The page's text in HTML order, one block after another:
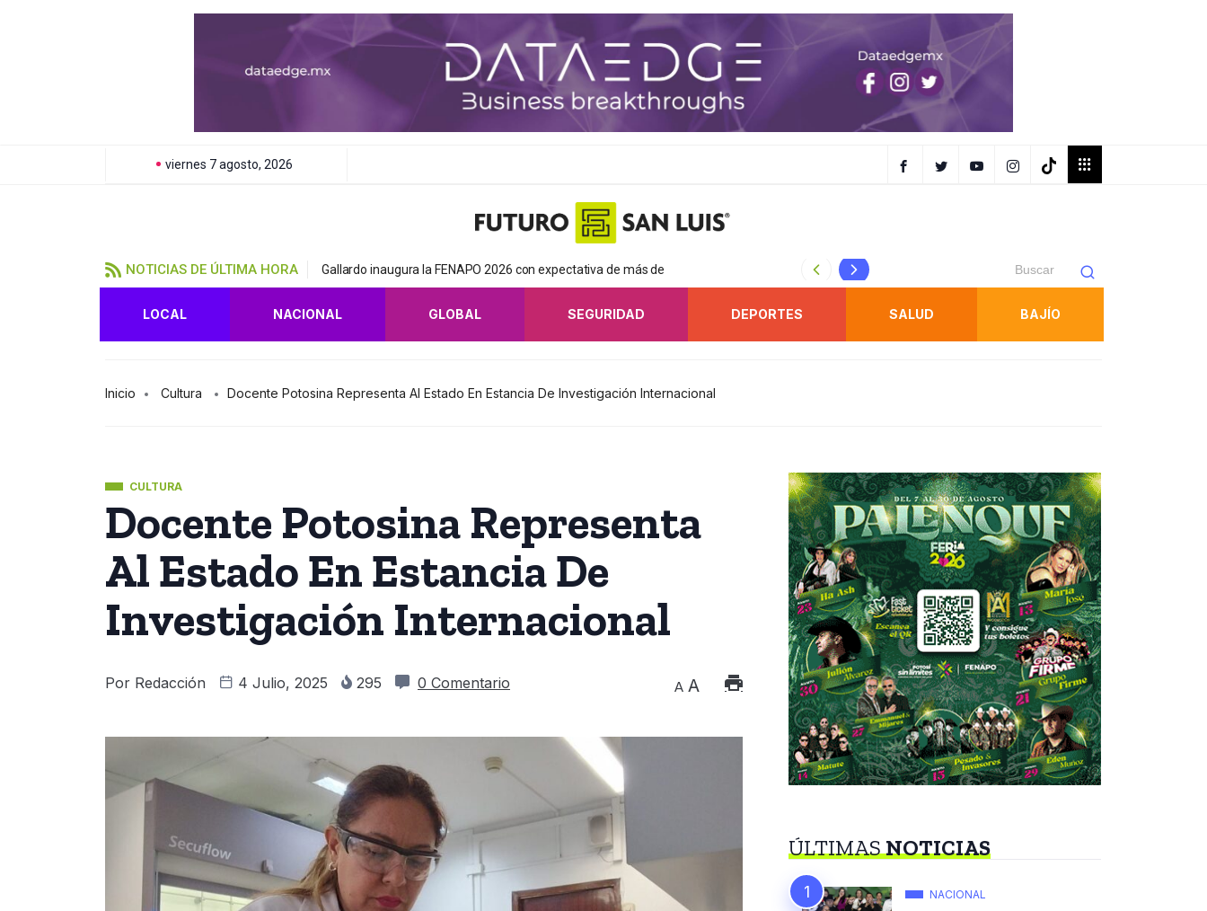
viernes 7 agosto, 2026
NOTICIAS DE ÚLTIMA HORA Gallardo inaugura la FENAPO 2026 con expectativa de más de Protección Civil refuerza inspecciones en juegos
LOCAL NACIONAL GLOBAL SEGURIDAD DEPORTES SALUD BAJÍO
Inicio Cultura Docente Potosina Representa Al Estado En Estancia De Investigación Internacional
CULTURA
Docente Potosina Representa
Al Estado En Estancia De
Investigación Internacional
Por Redacción 4 Julio, 2025 295 0 Comentario A A
ÚLTIMASNOTICIAS
NACIONAL